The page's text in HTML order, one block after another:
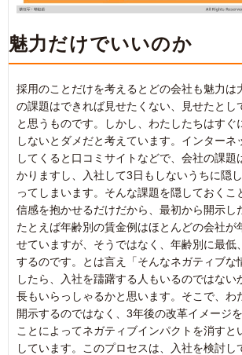
魅力だけでいいのか
採用のことだけを考えるとどの会社も魅力は
の課題はできれば見せたくない、見せたとし
と思うものです。しかし、わたしたちはすぐ
しないとダメだと考えています。インターネ
してくると口コミサイトなどで、会社の課題
かりますし、入社して3日もしないうちに隠
ってしまいます。そんな課題を隠しておくこ
信感を抱かせるだけだから、最初から開示し
たとえば年齢別の賃金例はほとんどの会社が
せていますが、そうではなく、年齢別に最低
するのです。とは言え「そんなネガティブな
したら、入社を躊躇する人もいるのではない
長もいらっしゃるかと思います。そこで、わ
開示するのではなく、3年後の改革イメージ
ことによってネガティブインパクトを消すと
しています。このプロセスは、入社を検討し